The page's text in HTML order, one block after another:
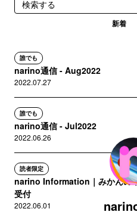
新着
誰でも
narino通信 - Aug2022
2022.07.27
誰でも
narino通信 - Jul2022
2022.06.26
読者限定
narino Information｜みかんの
受付
2022.06.01